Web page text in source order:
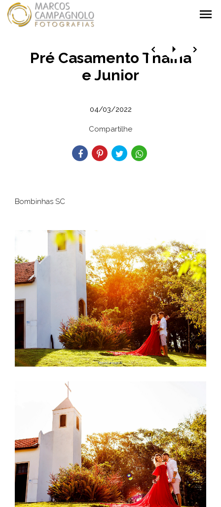
menu
Pré Casamento Thaina
e Junior
04/03/2022
Compartilhe
Bombinhas SC